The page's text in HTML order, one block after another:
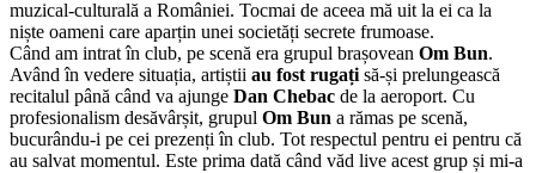
muzical-culturală a României. Tocmai de aceea mă uit la ei ca la
niște oameni care aparțin unei societăți secrete frumoase.
Când am intrat în club, pe scenă era grupul brașovean Om Bun.
Având în vedere situația, artiștii au fost rugați să-și prelungească
recitalul până când va ajunge Dan Chebac de la aeroport. Cu
profesionalism desăvârșit, grupul Om Bun a rămas pe scenă,
bucurându-i pe cei prezenți în club. Tot respectul pentru ei pentru că
au salvat momentul. Este prima dată când văd live acest grup și mi-a